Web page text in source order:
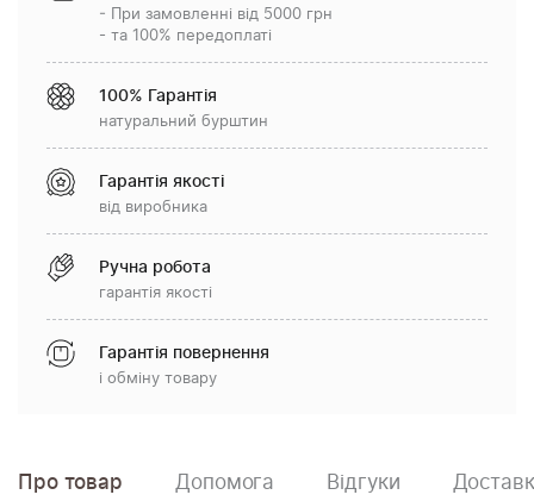
- При замовленні від 5000 грн
- та 100% передоплаті
100% Гарантія
натуральний бурштин
Гарантія якості
від виробника
Ручна робота
гарантія якості
Гарантія повернення
і обміну товару
Про товар Допомога Відгуки